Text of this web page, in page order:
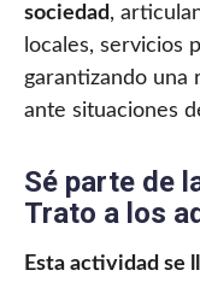
sociedad ,
locales, servicios
garantizando una
ante situaciones
Sé parte de
Trato a los
Esta actividad se